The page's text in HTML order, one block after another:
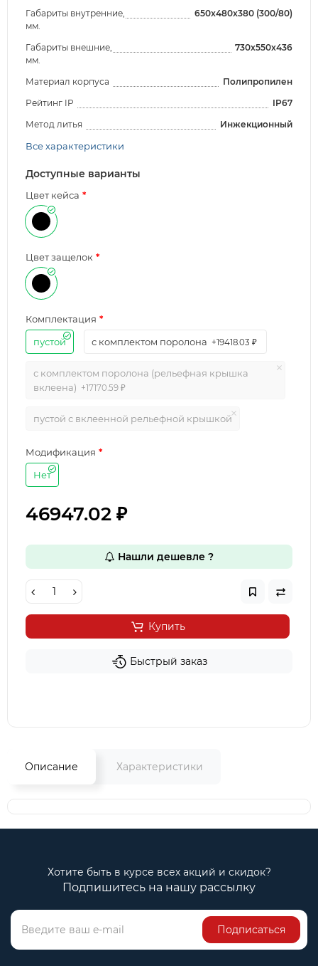
Габариты внутренние,
мм.
650x480x380 (300/80)
Габариты внешние,
мм.
730x550x436
Материал корпуса
Полипропилен
Рейтинг IP
IP67
Метод литья
Инжекционный
Все характеристики
Доступные варианты
Цвет кейса
Цвет защелок
Комплектация
пустой
с комплектом поролона +19418.03 ₽
с комплектом поролона (рельефная крышка
вклеена) +17170.59 ₽
пустой с вклеенной рельефной крышкой
Модификация
Нет
46947.02 ₽
Нашли дешевле ?
Купить
Быстрый заказ
Описание Характеристики
Хотите быть в курсе всех акций и скидок?
Подпишитесь на нашу рассылку
Подписаться